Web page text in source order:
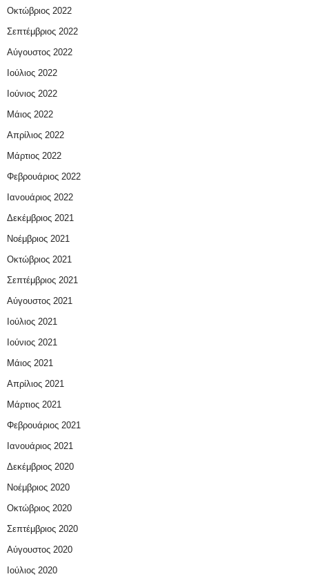
Οκτώβριος 2022
Σεπτέμβριος 2022
Αύγουστος 2022
Ιούλιος 2022
Ιούνιος 2022
Μάιος 2022
Απρίλιος 2022
Μάρτιος 2022
Φεβρουάριος 2022
Ιανουάριος 2022
Δεκέμβριος 2021
Νοέμβριος 2021
Οκτώβριος 2021
Σεπτέμβριος 2021
Αύγουστος 2021
Ιούλιος 2021
Ιούνιος 2021
Μάιος 2021
Απρίλιος 2021
Μάρτιος 2021
Φεβρουάριος 2021
Ιανουάριος 2021
Δεκέμβριος 2020
Νοέμβριος 2020
Οκτώβριος 2020
Σεπτέμβριος 2020
Αύγουστος 2020
Ιούλιος 2020